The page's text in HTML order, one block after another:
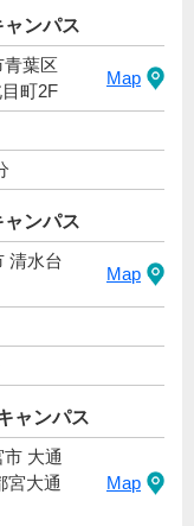
ンパス
青葉区
町2F
Map
ンパス
清水台
Map
ャンパス
大通
宮大通
Map